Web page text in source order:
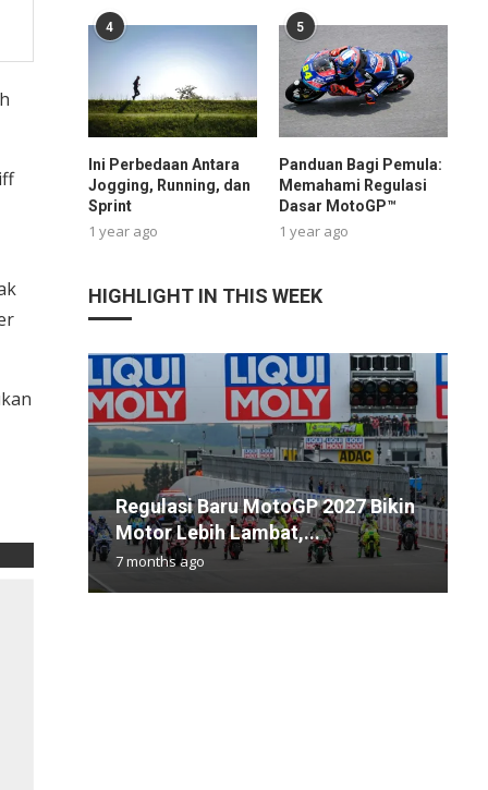
4
Ini Perbedaan Antara
Jogging, Running, dan
Sprint
1 year ago
5
Panduan Bagi Pemula:
Memahami Regulasi
Dasar MotoGP™
1 year ago
HIGHLIGHT IN THIS WEEK
Regulasi Baru MotoGP 2027 Bikin
Motor Lebih Lambat,...
7 months ago